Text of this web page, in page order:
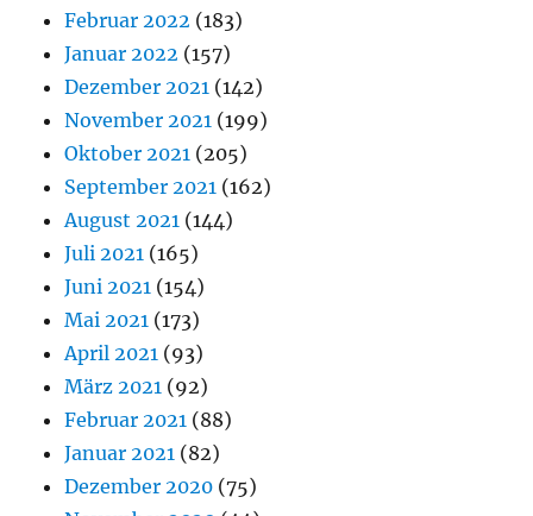
Februar 2022 (183)
Januar 2022 (157)
Dezember 2021 (142)
November 2021 (199)
Oktober 2021 (205)
September 2021 (162)
August 2021 (144)
Juli 2021 (165)
Juni 2021 (154)
Mai 2021 (173)
April 2021 (93)
März 2021 (92)
Februar 2021 (88)
Januar 2021 (82)
Dezember 2020 (75)